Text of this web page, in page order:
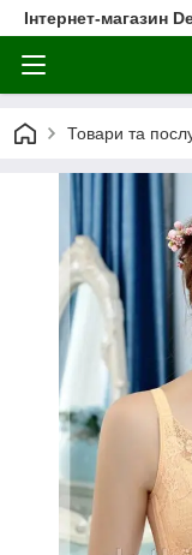
Інтернет-магазин
Товари та